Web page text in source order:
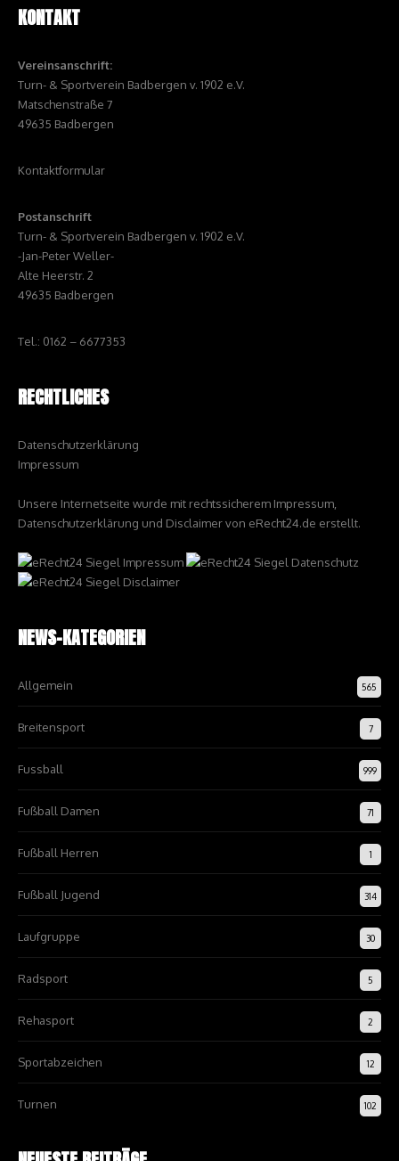
KONTAKT
Vereinsanschrift:
Turn- & Sportverein Badbergen v. 1902 e.V.
Matschenstraße 7
49635 Badbergen
Kontaktformular
Postanschrift
Turn- & Sportverein Badbergen v. 1902 e.V.
-Jan-Peter Weller-
Alte Heerstr. 2
49635 Badbergen
Tel.: 0162 – 6677353
RECHTLICHES
Datenschutzerklärung
Impressum
Unsere Internetseite wurde mit rechtssicherem Impressum,
Datenschutzerklärung und Disclaimer von eRecht24.de erstellt.
NEWS-KATEGORIEN
Allgemein 565
Breitensport 7
Fussball 999
Fußball Damen 71
Fußball Herren 1
Fußball Jugend 314
Laufgruppe 30
Radsport 5
Rehasport 2
Sportabzeichen 12
Turnen 102